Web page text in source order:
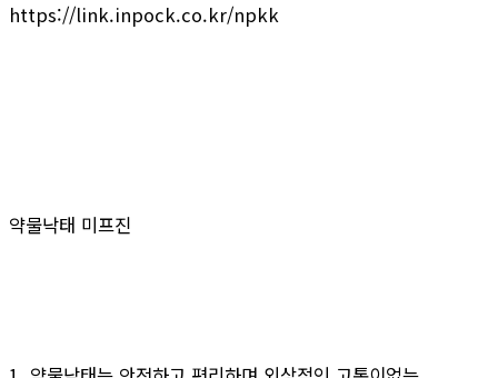
https://link.inpock.co.kr/npkk
약물낙태 미프진